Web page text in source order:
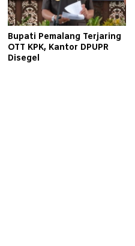
Bupati Pemalang Terjaring
OTT KPK, Kantor DPUPR
Disegel